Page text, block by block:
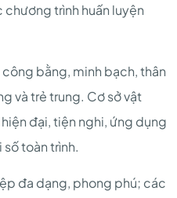
trình huấn luyện
bằng, minh bạch, thân
và trẻ trung. Cơ sở vật
đại, tiện nghi, ứng dụng
toàn trình.
đa dạng, phong phú; các